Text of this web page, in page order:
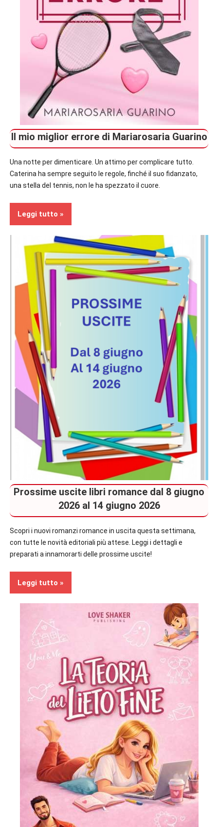
Il mio miglior errore di Mariarosaria Guarino
Una notte per dimenticare. Un attimo per complicare tutto.
Caterina ha sempre seguito le regole, finché il suo fidanzato,
una stella del tennis, non le ha spezzato il cuore.
Leggi tutto
Recensioni
Contemporary
Romance
secondo
piano
Prossime uscite libri romance dal 8 giugno
2026 al 14 giugno 2026
Scopri i nuovi romanzi romance in uscita questa settimana,
con tutte le novità editoriali più attese. Leggi i dettagli e
preparati a innamorarti delle prossime uscite!
Leggi tutto
Romance
Prossime
Uscite